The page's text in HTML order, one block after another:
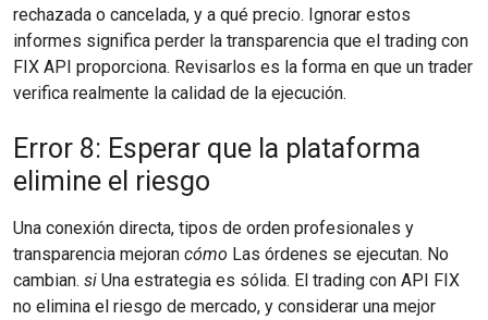
rechazada o cancelada, y a qué precio. Ignorar estos
informes significa perder la transparencia que el trading con
FIX API proporciona. Revisarlos es la forma en que un trader
verifica realmente la calidad de la ejecución.
Error 8: Esperar que la plataforma
elimine el riesgo
Una conexión directa, tipos de orden profesionales y
transparencia mejoran cómo Las órdenes se ejecutan. No
cambian. si Una estrategia es sólida. El trading con API FIX
no elimina el riesgo de mercado, y considerar una mejor